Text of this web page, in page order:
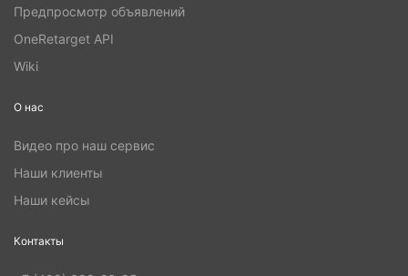
Предпросмотр объявлений
OneRetarget API
Wiki
О нас
Видео про наш сервис
Наши клиенты
Наши кейсы
Контакты